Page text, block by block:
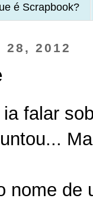
é Scrapbook?
2012
falar
nome de